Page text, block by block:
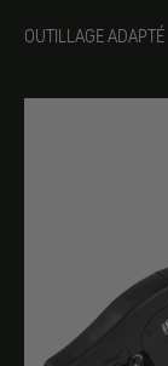
OUTILLAGE ADAPTÉ